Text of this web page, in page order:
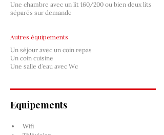
Une chambre avec un lit 160/200 ou bien deux lits
séparés sur demande
Autres équipements
Un séjour avec un coin repas
Un coin cuisine
Une salle d’eau avec Wc
Equipements
Wifi